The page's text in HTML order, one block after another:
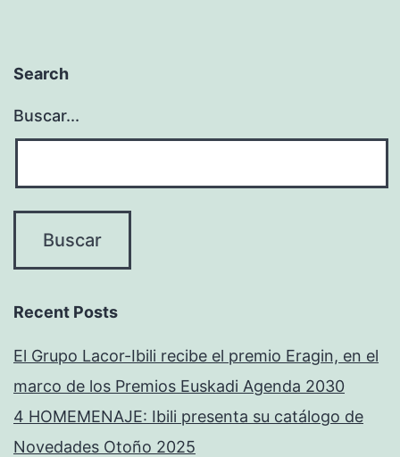
Search
Buscar...
Recent Posts
El Grupo Lacor-Ibili recibe el premio Eragin, en el
marco de los Premios Euskadi Agenda 2030
4 HOMEMENAJE: Ibili presenta su catálogo de
Novedades Otoño 2025